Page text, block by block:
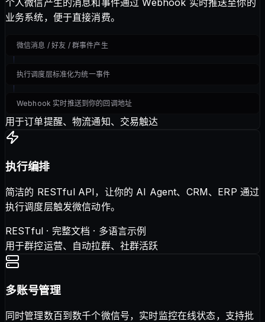
个人微信产生的消息和事件通过 Webhook 实时推送至你的
业务系统，便于直接消费。
微信消息 / 好友 / 群事件产生
执行调度层标准化为统一事件
Webhook 实时推送到你的回调地址
用于订单提醒、物流通知、交易触达
执行编排
简洁的 RESTful API，让你的 AI Agent、CRM、ERP 通过
执行调度层触发微信动作。
RESTful · 完整文档 · 多语言示例
用于群控运营、自动拉群、社群活跃
多账号管理
同时管理数百到数千个微信号，实时监控在线状态，支持批